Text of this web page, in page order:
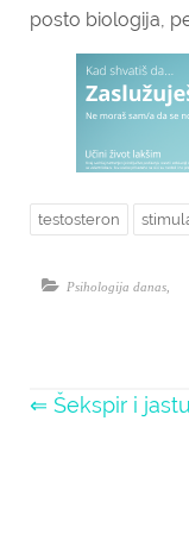
posto biologija,
testosteron
Psihologija danas
⇐ Šekspir i